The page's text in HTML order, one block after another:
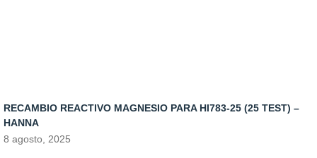
RECAMBIO REACTIVO MAGNESIO PARA HI783-25 (25 TEST) –
HANNA
8 agosto, 2025